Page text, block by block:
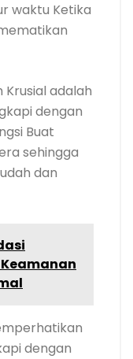
waktu Ketika
Krusial adalah
dengan
Buat
sehingga
dan
dengan